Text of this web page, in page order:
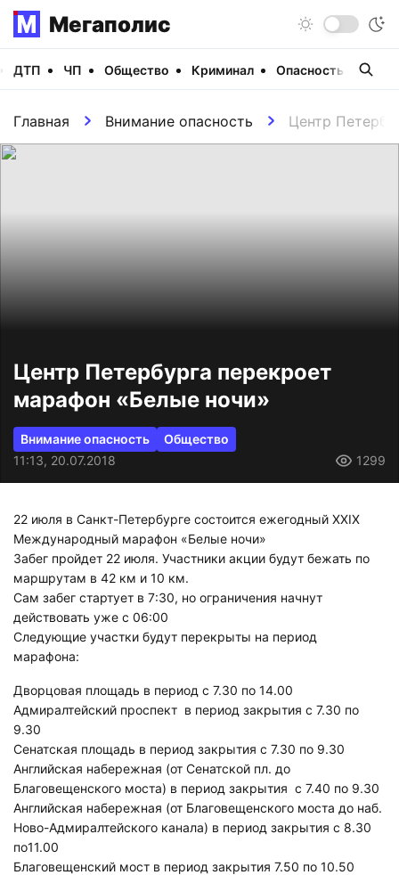
Мегаполис
ДТП ЧП Общество Криминал Опасность
Главная Внимание опасность Центр
Центр Петербурга перекроет
марафон «Белые ночи»
Внимание опасность
Общество
11:13, 20.07.2018
1299
22 июля в Санкт-Петербурге состоится ежегодный XXIX
Международный марафон «Белые ночи»
Забег пройдет 22 июля. Участники акции будут бежать по
маршрутам в 42 км и 10 км.
Сам забег стартует в 7:30, но ограничения начнут
действовать уже с 06:00
Следующие участки будут перекрыты на период
марафона:
Дворцовая площадь в период с 7.30 по 14.00
Адмиралтейский проспект в период закрытия с 7.30 по
9.30
Сенатская площадь в период закрытия с 7.30 по 9.30
Английская набережная (от Сенатской пл. до
Благовещенского моста) в период закрытия с 7.40 по 9.30
Английская набережная (от Благовещенского моста до наб.
Ново-Адмиралтейского канала) в период закрытия с 8.30
по11.00
Благовещенский мост в период закрытия 7.50 по 10.50